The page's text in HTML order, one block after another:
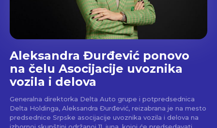
Aleksandra Đurđević ponovo
na čelu Asocijacije uvoznika
vozila i delova
Generalna direktorka Delta Auto grupe i potpredsednica
Delta Holdinga, Aleksandra Đurđević, reizabrana je na mesto
predsednice Srpske asocijacije uvoznika vozila i delova na
izbornoj skupštini održanoj 11. juna, kojoj će predsedavati